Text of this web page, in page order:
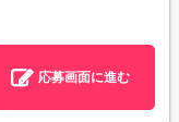
応募画面に進む